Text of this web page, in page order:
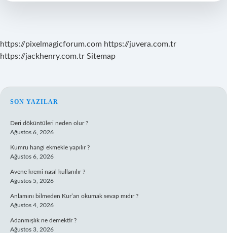
Iyi
https://pixelmagicforum.com https://juvera.com.tr
https://jackhenry.com.tr Sitemap
SIDEBAR
SON YAZILAR
Deri döküntüleri neden olur ?
Ağustos 6, 2026
Kumru hangi ekmekle yapılır ?
Ağustos 6, 2026
Avene kremi nasıl kullanılır ?
Ağustos 5, 2026
Anlamını bilmeden Kur’an okumak sevap mıdır ?
Ağustos 4, 2026
Adanmışlık ne demektir ?
Ağustos 3, 2026